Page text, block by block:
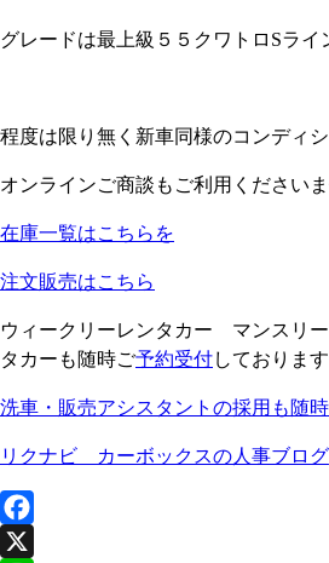
グレードは最上級５５クワトロSライ
程度は限り無く新車同様のコンディシ
オンラインご商談もご利用ください
在庫一覧はこちらを
注文販売はこちら
ウィークリーレンタカー マンスリ
タカーも随時ご予約受付しておりま
洗車・販売アシスタントの採用も随
リクナビ カーボックスの人事ブログ
F